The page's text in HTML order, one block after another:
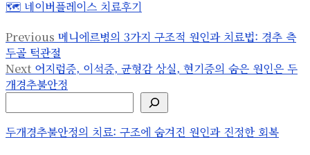
🗺️ 네이버플레이스 치료후기
글
탐
색
Previous Previous
post:
메니에르병의 3가지 구조적 원인과 치료법: 경추 측
두골 턱관절
Next Next
post:
어지럼증, 이석증, 균형감 상실, 현기증의 숨은 원인은 두
개경추불안정
두개경추불안정의 치료: 구조에 숨겨진 원인과 진정한 회복